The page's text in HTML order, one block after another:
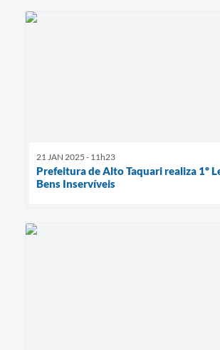
21 JAN 2025 - 11h23
Prefeitura de Alto Taquari realiza 1º
Bens Inservíveis